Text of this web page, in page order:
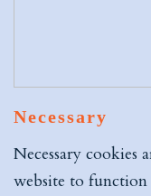
Necessary
Necessary cookies
website to function